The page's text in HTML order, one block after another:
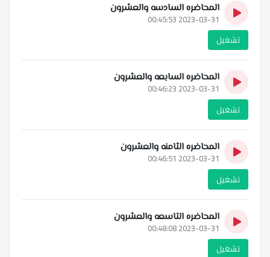
المحاضره السادسه والعشرون
2023-03-31 00:45:53
تشغيل
المحاضره السابعه والعشرون
2023-03-31 00:46:23
تشغيل
المحاضره الثامنه والعشرون
2023-03-31 00:46:51
تشغيل
المحاضره التاسعه والعشرون
2023-03-31 00:48:08
تشغيل